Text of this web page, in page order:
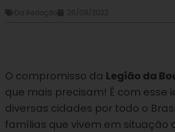
Da Redação 26/08/2022
O compromisso da Legião da
que mais precisam! É com esse
diversas cidades por todo o
famílias que vivem em situação